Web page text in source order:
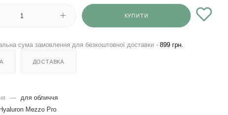
КУПИТИ
сума замовлення для безкоштовної доставки - 899 грн.
ДОСТАВКА
—
для обличчя
Mezzo Pro